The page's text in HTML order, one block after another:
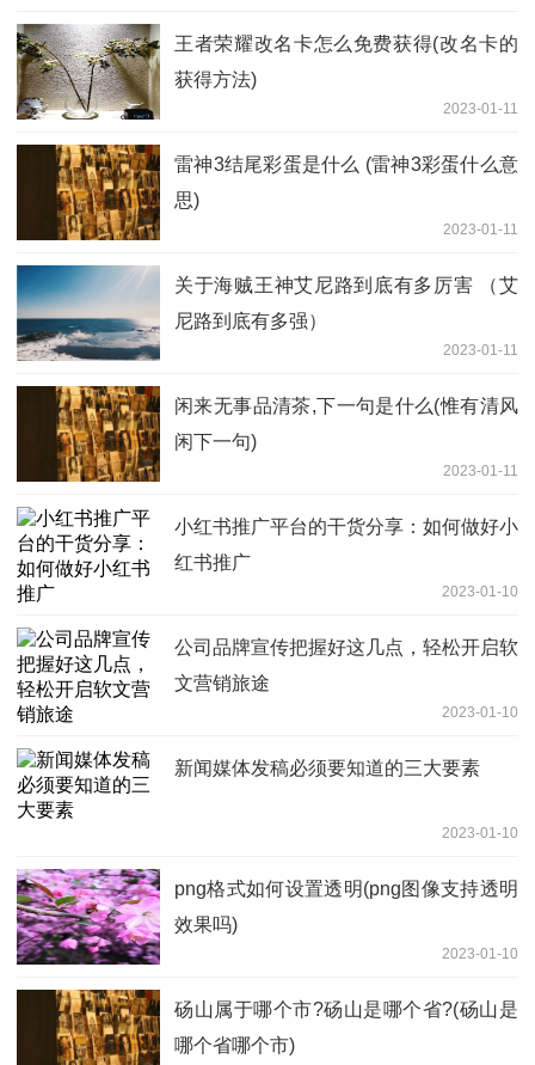
王者荣耀改名卡怎么免费获得(改名卡的
获得方法)
2023-01-11
雷神3结尾彩蛋是什么 (雷神3彩蛋什么意
思)
2023-01-11
关于海贼王神艾尼路到底有多厉害 （艾
尼路到底有多强）
2023-01-11
闲来无事品清茶,下一句是什么(惟有清风
闲下一句)
2023-01-11
小红书推广平台的干货分享：如何做好小
红书推广
2023-01-10
公司品牌宣传把握好这几点，轻松开启软
文营销旅途
2023-01-10
新闻媒体发稿必须要知道的三大要素
2023-01-10
png格式如何设置透明(png图像支持透明
效果吗)
2023-01-10
砀山属于哪个市?砀山是哪个省?(砀山是
哪个省哪个市)